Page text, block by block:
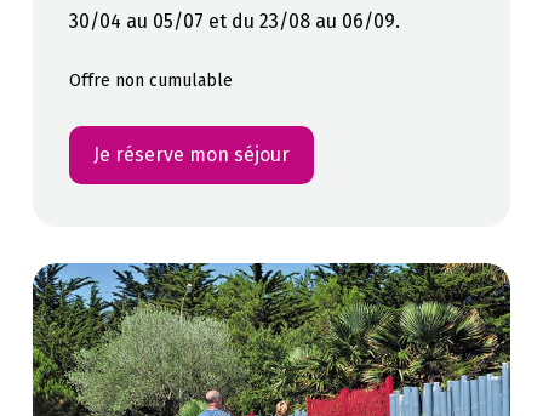
30/04 au 05/07 et du 23/08 au 06/09.
Offre non cumulable
Je réserve mon séjour